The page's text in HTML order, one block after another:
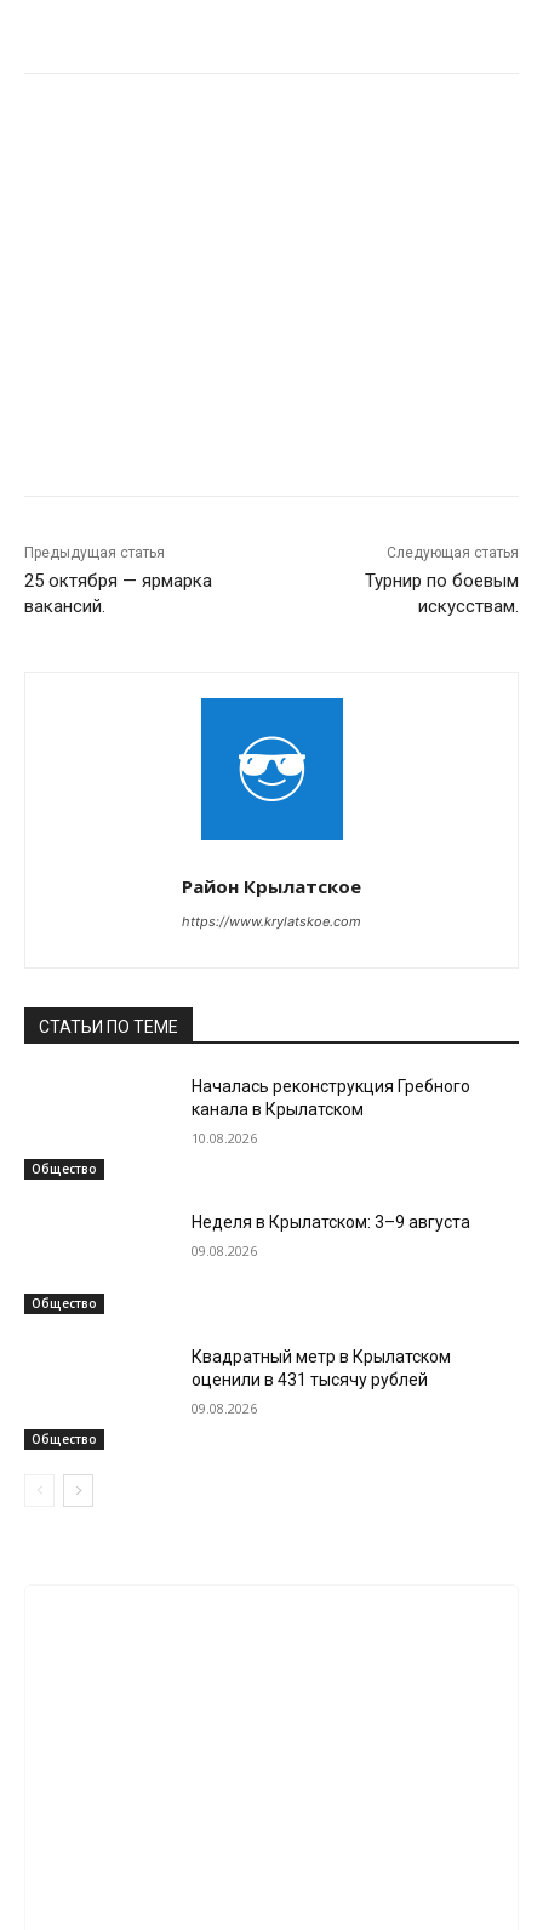
Предыдущая статья
25 октября — ярмарка
вакансий.
Следующая статья
Турнир по боевым
искусствам.
Район Крылатское
https://www.krylatskoe.com
СТАТЬИ ПО ТЕМЕ
Общество
Началась реконструкция Гребного
канала в Крылатском
10.08.2026
Общество
Неделя в Крылатском: 3–9 августа
09.08.2026
Общество
Квадратный метр в Крылатском
оценили в 431 тысячу рублей
09.08.2026